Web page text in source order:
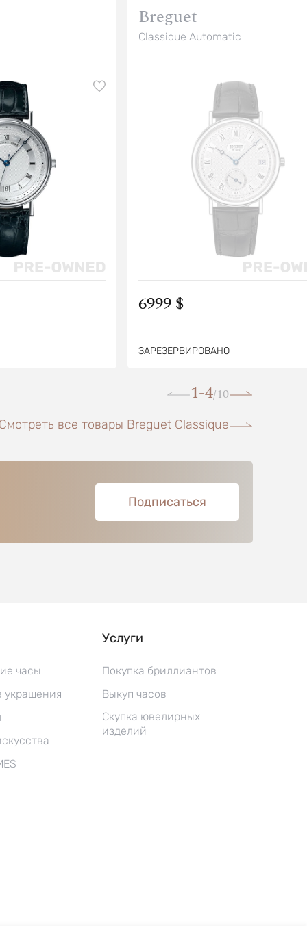
Breguet
Classique Automatic
6999 $
ЗАРЕЗЕРВИРОВАНО
1-4/10
все товары Breguet Classique
Подписаться
часы
Услуги
Покупка бриллиантов
Выкуп часов
Скупка ювелирных
изделий